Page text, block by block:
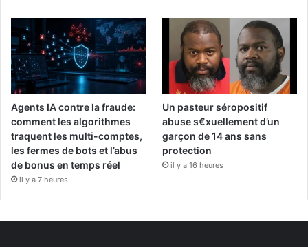
Agents IA contre la fraude:
comment les algorithmes
traquent les multi-comptes,
les fermes de bots et l’abus
de bonus en temps réel
il y a 7 heures
Un pasteur séropositif
abuse s€xuellement d’un
garçon de 14 ans sans
protection
il y a 16 heures